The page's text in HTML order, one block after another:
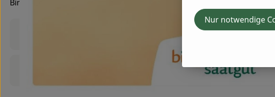
Bingenheimer Saatgut
Nur notwendige